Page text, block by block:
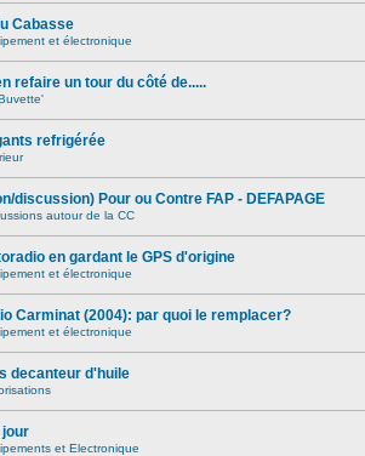
Cabasse
et électronique
refaire un tour du côté de.....
refrigérée
discussion) Pour ou Contre FAP - DEFAPAGE
autour de la CC
en gardant le GPS d'origine
et électronique
Carminat (2004): par quoi le remplacer?
et électronique
decanteur d'huile
jour
et Electronique